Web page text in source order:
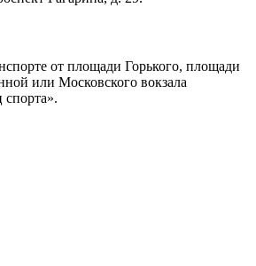
от площади Горького, площади
или Московского вокзала
спорта».